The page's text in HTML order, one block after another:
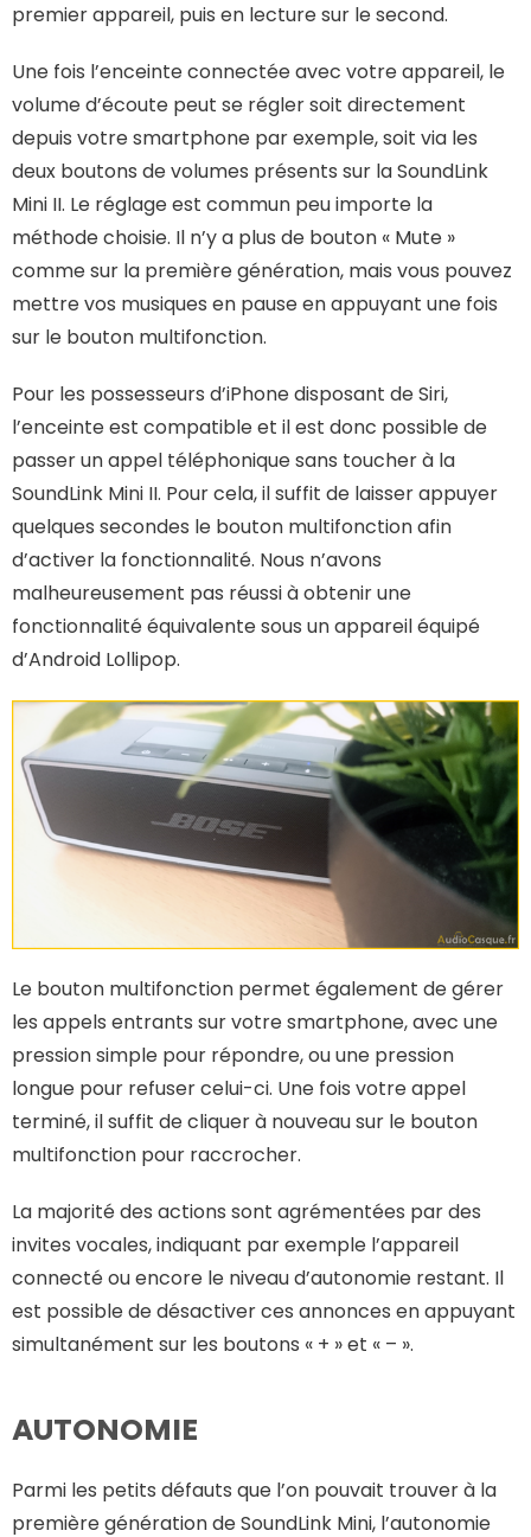
premier appareil, puis en lecture sur le second.
Une fois l’enceinte connectée avec votre appareil, le
volume d’écoute peut se régler soit directement
depuis votre smartphone par exemple, soit via les
deux boutons de volumes présents sur la SoundLink
Mini II. Le réglage est commun peu importe la
méthode choisie. Il n’y a plus de bouton « Mute »
comme sur la première génération, mais vous pouvez
mettre vos musiques en pause en appuyant une fois
sur le bouton multifonction.
Pour les possesseurs d’iPhone disposant de Siri,
l’enceinte est compatible et il est donc possible de
passer un appel téléphonique sans toucher à la
SoundLink Mini II. Pour cela, il suffit de laisser appuyer
quelques secondes le bouton multifonction afin
d’activer la fonctionnalité. Nous n’avons
malheureusement pas réussi à obtenir une
fonctionnalité équivalente sous un appareil équipé
d’Android Lollipop.
Le bouton multifonction permet également de gérer
les appels entrants sur votre smartphone, avec une
pression simple pour répondre, ou une pression
longue pour refuser celui-ci. Une fois votre appel
terminé, il suffit de cliquer à nouveau sur le bouton
multifonction pour raccrocher.
La majorité des actions sont agrémentées par des
invites vocales, indiquant par exemple l’appareil
connecté ou encore le niveau d’autonomie restant. Il
est possible de désactiver ces annonces en appuyant
simultanément sur les boutons « + » et « – ».
AUTONOMIE
Parmi les petits défauts que l’on pouvait trouver à la
première génération de SoundLink Mini, l’autonomie